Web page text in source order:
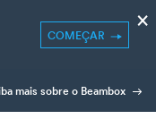
COMEÇAR
×
mais sobre o Beambox